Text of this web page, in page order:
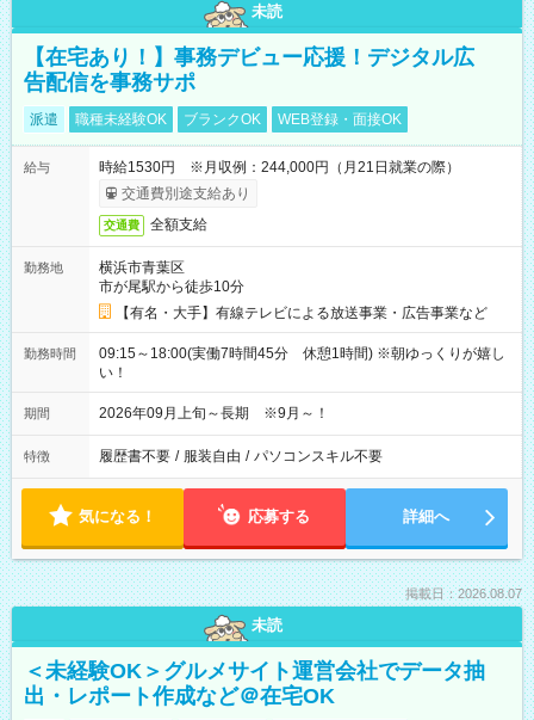
未読
【在宅あり！】事務デビュー応援！デジタル広
告配信を事務サポ
派遣 職種未経験OK ブランクOK WEB登録・面接OK
給与
時給1530円 ※月収例：244,000円（月21日就業の際）
交通費別途支給あり
交通費 全額支給
勤務地
横浜市青葉区
市が尾駅から徒歩10分
【有名・大手】有線テレビによる放送事業・広告事業など
勤務時間
09:15～18:00(実働7時間45分 休憩1時間) ※朝ゆっくりが嬉し
い！
期間 2026年09月上旬～長期 ※9月～！
特徴 履歴書不要 / 服装自由 / パソコンスキル不要
気になる！ 応募する 詳細へ
掲載日：2026.08.07
未読
＜未経験OK＞グルメサイト運営会社でデータ抽
出・レポート作成など＠在宅OK